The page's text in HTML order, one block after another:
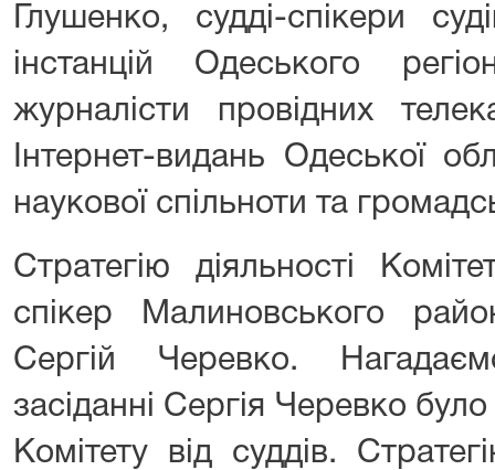
Глушенко, судді-спікери
інстанцій Одеського
журналісти провідних
Інтернет-видань Одеської
наукової спільноти та
Стратегію діяльності
спікер Малиновського
Сергій Черевко.
засіданні Сергія Черевко
Комітету від суддів.